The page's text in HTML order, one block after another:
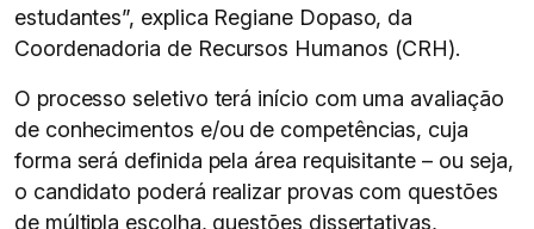
estudantes”, explica Regiane Dopaso, da
Coordenadoria de Recursos Humanos (CRH).
O processo seletivo terá início com uma avaliação
de conhecimentos e/ou de competências, cuja
forma será definida pela área requisitante – ou seja,
o candidato poderá realizar provas com questões
de múltipla escolha, questões dissertativas,